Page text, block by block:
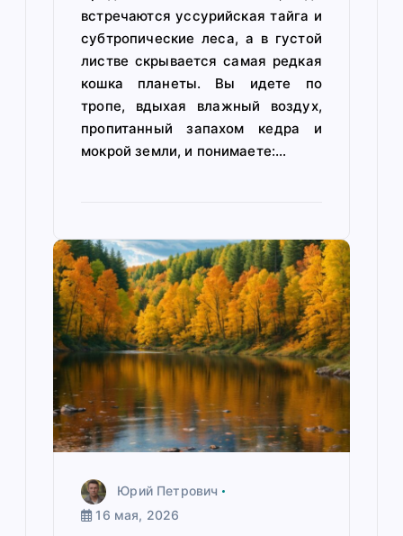
встречаются уссурийская тайга и
субтропические леса, а в густой
листве скрывается самая редкая
кошка планеты. Вы идете по
тропе, вдыхая влажный воздух,
пропитанный запахом кедра и
мокрой земли, и понимаете:…
Юрий Петрович
16 мая, 2026